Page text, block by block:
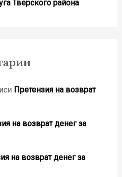
Тверского района
Претензия на возврат
на возврат денег за
на возврат денег за